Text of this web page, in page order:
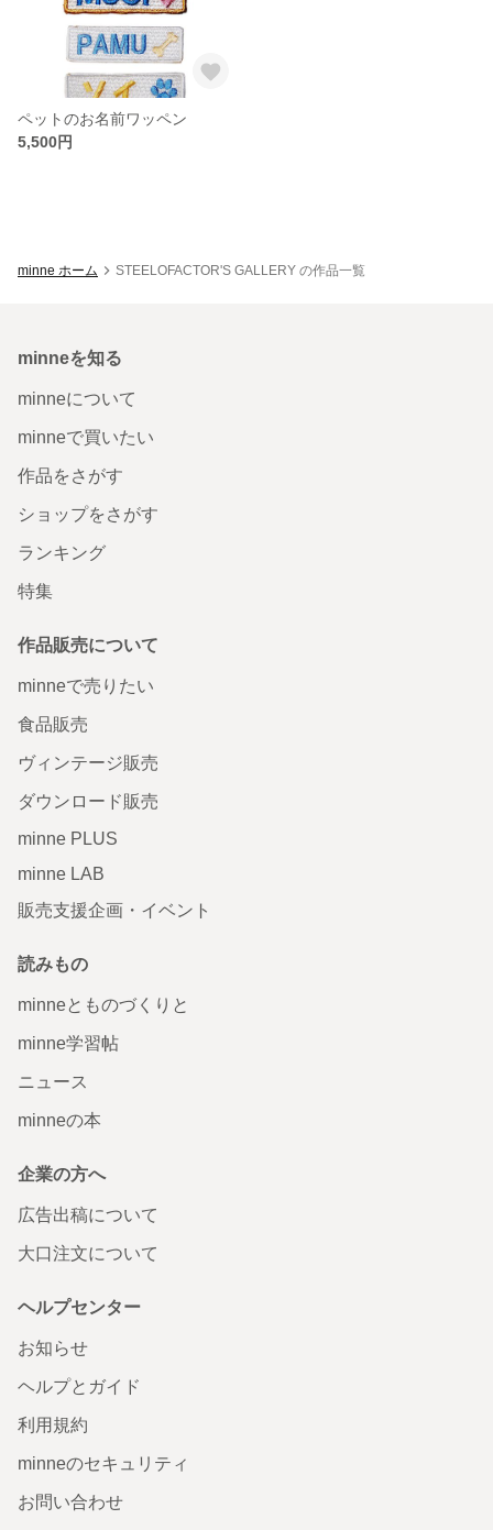
ペットのお名前ワッペン
5,500円
minne ホーム STEELOFACTOR'S GALLERY の作品一覧
minneを知る
minneについて
minneで買いたい
作品をさがす
ショップをさがす
ランキング
特集
作品販売について
minneで売りたい
食品販売
ヴィンテージ販売
ダウンロード販売
minne PLUS
minne LAB
販売支援企画・イベント
読みもの
minneとものづくりと
minne学習帖
ニュース
minneの本
企業の方へ
広告出稿について
大口注文について
ヘルプセンター
お知らせ
ヘルプとガイド
利用規約
minneのセキュリティ
お問い合わせ